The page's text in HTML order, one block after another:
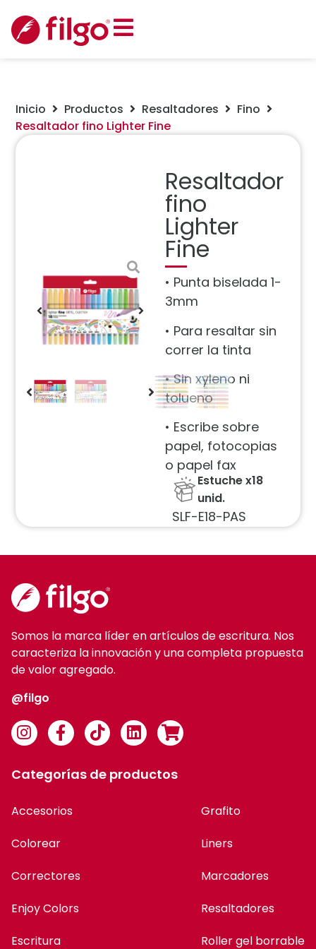
Inicio Productos Resaltadores
Fino
Resaltador fino Lighter Fine
Resaltador
fino
Lighter
Fine
• Punta biselada 1-
3mm
• Para resaltar sin
correr la tinta
• Sin xyleno ni
tolueno
• Escribe sobre
papel, fotocopias
o papel fax
Estuche x18
unid.
SLF-E18-PAS
Somos la marca líder en artículos de escritura. Nos
caracteriza la innovación y una completa propuesta
de valor agregado.
@filgo
Categorías de productos
Accesorios
Colorear
Correctores
Enjoy Colors
Escritura
Grafito
Liners
Marcadores
Resaltadores
Roller gel borrable